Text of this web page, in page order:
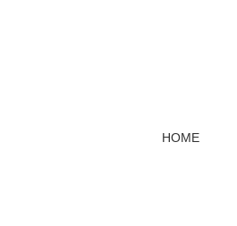
HOME